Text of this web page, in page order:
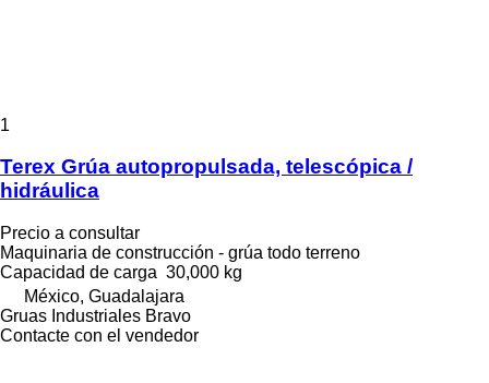
1
Terex Grúa autopropulsada, telescópica /
hidráulica
Precio a consultar
Maquinaria de construcción - grúa todo terreno
Capacidad de carga 30,000 kg
México, Guadalajara
Gruas Industriales Bravo
Contacte con el vendedor